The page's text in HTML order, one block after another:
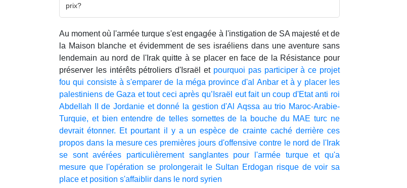
prix?
Au moment où l'armée turque s'est engagée à l'instigation de SA majesté et de
la Maison blanche et évidemment de ses israéliens dans une aventure sans
lendemain au nord de l'Irak quitte à se placer en face de la Résistance pour
préserver les intérêts pétroliers d'Israël etpourquoi pas participer à ce projet
fou qui consiste à s'emparer de la méga province d'al Anbar et à y placer les
palestiniens de Gaza et tout ceci après qu’Israël eut fait un coup d'Etat anti roi
Abdellah II de Jordanie et donné la gestion d'Al Aqssa au trio Maroc-Arabie-
Turquie, et bien entendre de telles sornettes de la bouche du MAE turc ne
devrait étonner. Et pourtant il y a un espèce de crainte caché derrière ces
propos dans la mesure ces premières jours d'offensive contre le nord de l'Irak
se sont avérées particulièrement sanglantes pour l'armée turque et qu'a
mesure que l'opération se prolongerait le Sultan Erdogan risque de voir sa
place et position s'affaiblir dans le nord syrien